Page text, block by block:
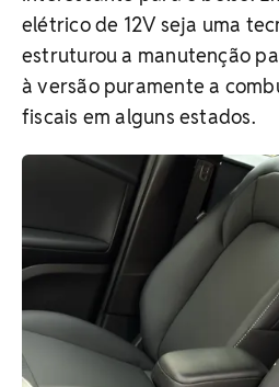
elétrico de 12V seja uma
estruturou a manutenção
à versão puramente a
fiscais em alguns estados.